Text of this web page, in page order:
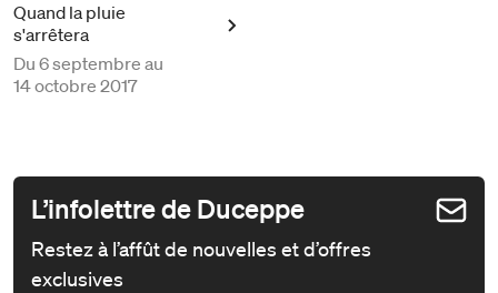
Quand la pluie
s'arrêtera
Du 6 septembre au
14 octobre 2017
L’infolettre de Duceppe
Restez à l’affût de nouvelles et d’offres
exclusives